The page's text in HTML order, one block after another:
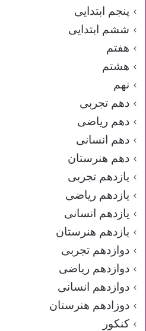
پنجم ابتدایی
ششم ابتدایی
هفتم
هشتم
نهم
دهم تجربی
دهم ریاضی
دهم انسانی
دهم هنرستان
یازدهم تجربی
یازدهم ریاضی
یازدهم انسانی
یازدهم هنرستان
دوازدهم تجربی
دوازدهم ریاضی
دوازدهم انسانی
دوزادهم هنرستان
کنکور